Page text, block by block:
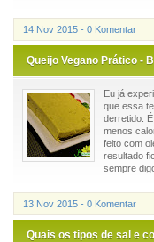
14 Nov 2015 - 0 Komentar
Queijo Vegano Prático -
Eu já
que essa
derretido.
menos
feito com
resultado
sempre
13 Nov 2015 - 0 Komentar
Quais os tipos de sal e